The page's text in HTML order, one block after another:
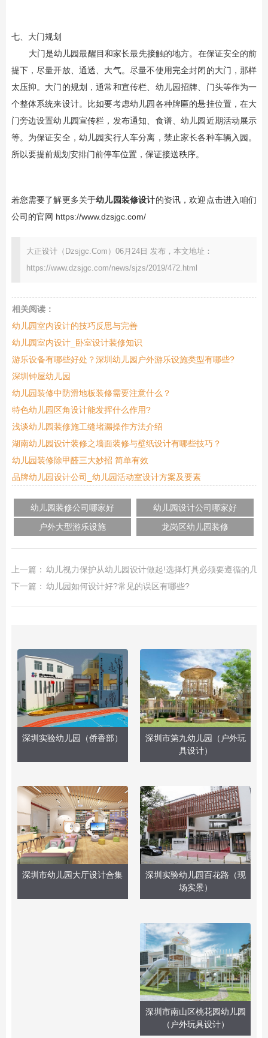
七、大门规划
大门是幼儿园最醒目和家长最先接触的地方。在保证安全的前
提下，尽量开放、通透、大气。尽量不使用完全封闭的大门，那样
太压抑。大门的规划，通常和宣传栏、幼儿园招牌、门头等作为一
个整体系统来设计。比如要考虑幼儿园各种牌匾的悬挂位置，在大
门旁边设置幼儿园宣传栏，发布通知、食谱、幼儿园近期活动展示
等。为保证安全，幼儿园实行人车分离，禁止家长各种车辆入园。
所以要提前规划安排门前停车位置，保证接送秩序。
若您需要了解更多关于幼儿园装修设计的资讯，欢迎点击进入咱们
公司的官网 https://www.dzsjgc.com/
大正设计（Dzsjgc.Com）06月24日 发布，本文地址：
https://www.dzsjgc.com/news/sjzs/2019/472.html
相关阅读：
幼儿园室内设计的技巧反思与完善
幼儿园室内设计_卧室设计装修知识
游乐设备有哪些好处？深圳幼儿园户外游乐设施类型有哪些?
深圳钟屋幼儿园
幼儿园装修中防滑地板装修需要注意什么？
特色幼儿园区角设计能发挥什么作用?
浅谈幼儿园装修施工缝堵漏操作方法介绍
湖南幼儿园设计装修之墙面装修与壁纸设计有哪些技巧？
幼儿园装修除甲醛三大妙招 简单有效
品牌幼儿园设计公司_幼儿园活动室设计方案及要素
幼儿园装修公司哪家好
幼儿园设计公司哪家好
户外大型游乐设施
龙岗区幼儿园装修
上一篇： 幼儿视力保护从幼儿园设计做起!选择灯具必须要遵循的几个
下一篇： 幼儿园如何设计好?常见的误区有哪些?
深圳实验幼儿园（侨香部）
深圳市第九幼儿园（户外玩
具设计）
深圳市幼儿园大厅设计合集
深圳实验幼儿园百花路（现
场实景）
深圳市南山区桃花园幼儿园
（户外玩具设计）